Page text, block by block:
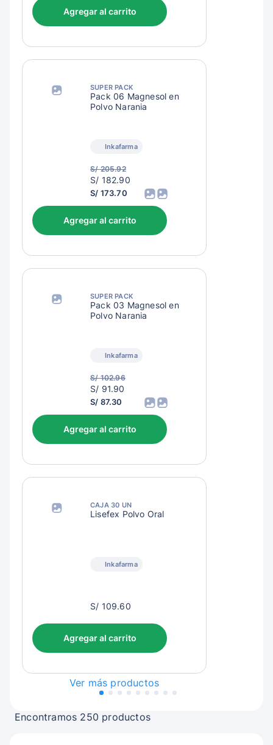
Agregar al carrito
SUPER PACK
Pack 06 Magnesol en
Polvo Naranja
Inkafarma
S/ 205.92
S/
185.90
S/ 182.90
S/ 173.70
Agregar al carrito
SUPER PACK
Pack 03 Magnesol en
Polvo Naranja
Inkafarma
S/ 102.96
S/
94.90
S/ 91.90
S/ 87.30
Agregar al carrito
CAJA 30 UN
Lisefex Polvo Oral
Inkafarma
S/
S/ 109.60
Agregar al carrito
Ver más productos
Encontramos 250 productos